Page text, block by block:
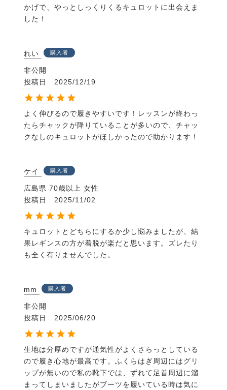
かげで、やっとしっくりくるキュロットに出会えま
した！
れい 購入者
非公開
投稿日
2025/12/19
よく伸びるので履きやすいです！レッスンが終わっ
たらチャックが降りていることが多いので、チャッ
クなしのキュロットがほしかったので助かります！
ケイ 購入者
広島県 70歳以上 女性
投稿日
2025/11/02
キュロットとどちらにするか少し悩みましたが、結
果レギンスの方が着脱が楽だと思います。ズレたり
も全く有りませんでした。
mm 購入者
非公開
投稿日
2025/06/20
生地は分厚めですが通気性がよくさらっとしている
ので履き心地が最高です。ふくらはぎ周辺にはグリ
ップが無いので私の靴下では、ずれて足首周辺に溜
まってしまいましたがブーツを履いている時は気に